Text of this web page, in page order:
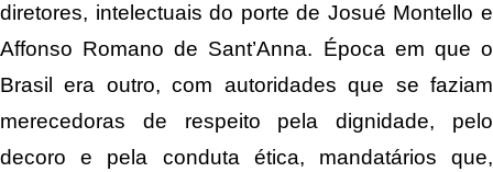
diretores, intelectuais do porte de Josué Montello e
Affonso Romano de Sant’Anna. Época em que o
Brasil era outro, com autoridades que se faziam
merecedoras de respeito pela dignidade, pelo
decoro e pela conduta ética, mandatários que,